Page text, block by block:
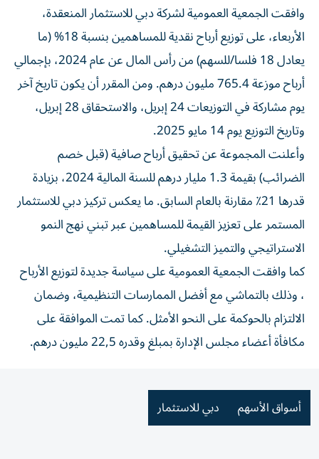
وافقت الجمعية العمومية لشركة دبي للاستثمار المنعقدة،
الأربعاء، على توزيع أرباح نقدية للمساهمين بنسبة 18% (ما
يعادل 18 فلسا/للسهم) من رأس المال عن عام 2024، بإجمالي
أرباح موزعة 765.4 مليون درهم. ومن المقرر أن يكون تاريخ آخر
يوم مشاركة في التوزيعات 24 إبريل، والاستحقاق 28 إبريل،
وتاريخ التوزيع يوم 14 مايو 2025.
وأعلنت المجموعة عن تحقيق أرباح صافية (قبل خصم
الضرائب) بقيمة 1.3 مليار درهم للسنة المالية 2024، بزيادة
قدرها 21٪ مقارنة بالعام السابق. ما يعكس تركيز دبي للاستثمار
المستمر على تعزيز القيمة للمساهمين عبر تبني نهج النمو
الاستراتيجي والتميز التشغيلي.
كما وافقت الجمعية العمومية على سياسة جديدة لتوزيع الأرباح
، وذلك بالتماشي مع أفضل الممارسات التنظيمية، وضمان
الالتزام بالحوكمة على النحو الأمثل. كما تمت الموافقة على
مكافأة أعضاء مجلس الإدارة بمبلغ وقدره 22,5 مليون درهم.
أسواق الأسهم دبي للاستثمار